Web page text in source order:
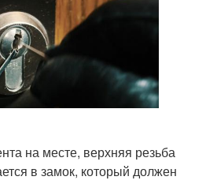
на месте, верхняя резьба
в замок, который должен